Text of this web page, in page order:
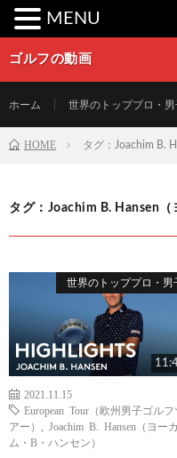
ゴルフの動画
ホーム 世界のトッププロ・男
HOME タグ：Joachim B.
タグ：Joachim B. Hansen（
世界のトッププロ・男
2021.11.15
European Tour（欧州男子ゴルフ
アー）
Joachim B. Hansen（ヨーカ
ム・B・ハンセン）
MENU